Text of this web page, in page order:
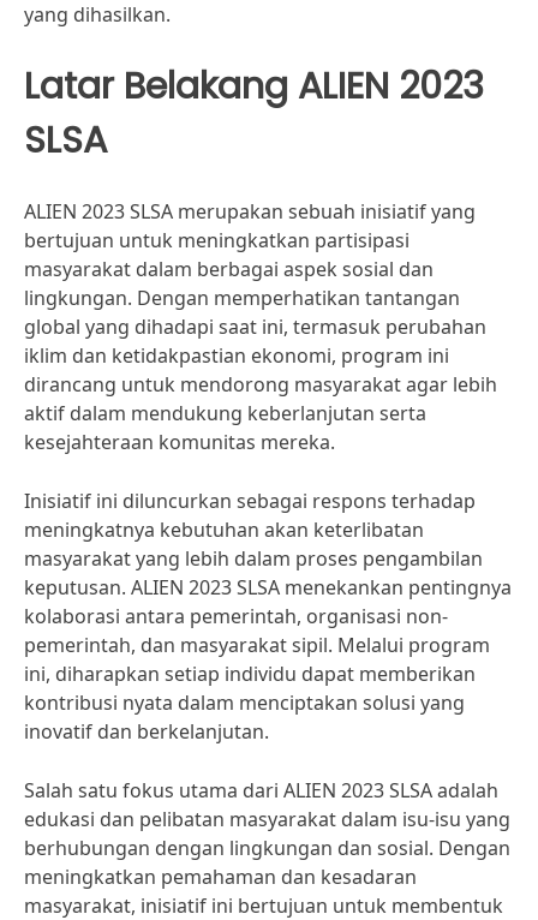
yang dihasilkan.
Latar Belakang ALIEN 2023
SLSA
ALIEN 2023 SLSA merupakan sebuah inisiatif yang
bertujuan untuk meningkatkan partisipasi
masyarakat dalam berbagai aspek sosial dan
lingkungan. Dengan memperhatikan tantangan
global yang dihadapi saat ini, termasuk perubahan
iklim dan ketidakpastian ekonomi, program ini
dirancang untuk mendorong masyarakat agar lebih
aktif dalam mendukung keberlanjutan serta
kesejahteraan komunitas mereka.
Inisiatif ini diluncurkan sebagai respons terhadap
meningkatnya kebutuhan akan keterlibatan
masyarakat yang lebih dalam proses pengambilan
keputusan. ALIEN 2023 SLSA menekankan pentingnya
kolaborasi antara pemerintah, organisasi non-
pemerintah, dan masyarakat sipil. Melalui program
ini, diharapkan setiap individu dapat memberikan
kontribusi nyata dalam menciptakan solusi yang
inovatif dan berkelanjutan.
Salah satu fokus utama dari ALIEN 2023 SLSA adalah
edukasi dan pelibatan masyarakat dalam isu-isu yang
berhubungan dengan lingkungan dan sosial. Dengan
meningkatkan pemahaman dan kesadaran
masyarakat, inisiatif ini bertujuan untuk membentuk